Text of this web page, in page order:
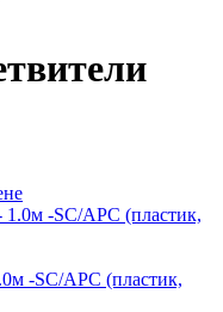
-SC/APC (пластик,